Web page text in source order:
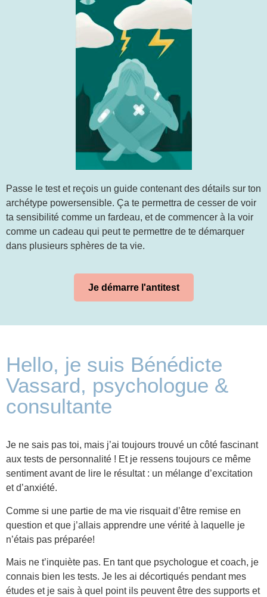
Passe le test et reçois un guide contenant des détails sur ton
archétype powersensible. Ça te permettra de cesser de voir
ta sensibilité comme un fardeau, et de commencer à la voir
comme un cadeau qui peut te permettre de te démarquer
dans plusieurs sphères de ta vie.
Je démarre l'antitest
Hello, je suis Bénédicte
Vassard, psychologue &
consultante
Je ne sais pas toi, mais j’ai toujours trouvé un côté fascinant
aux tests de personnalité ! Et je ressens toujours ce même
sentiment avant de lire le résultat : un mélange d’excitation
et d’anxiété.
Comme si une partie de ma vie risquait d’être remise en
question et que j’allais apprendre une vérité à laquelle je
n’étais pas préparée!
Mais ne t’inquiète pas. En tant que psychologue et coach, je
connais bien les tests. Je les ai décortiqués pendant mes
études et je sais à quel point ils peuvent être des supports et